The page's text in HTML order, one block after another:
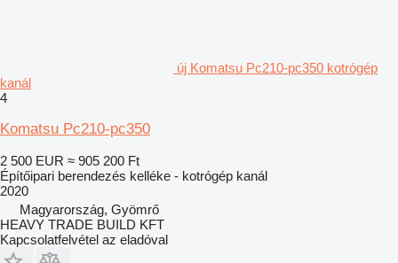
új Komatsu Pc210-pc350 kotrógép
kanál
4
Komatsu Pc210-pc350
2 500 EUR ≈ 905 200 Ft
Építőipari berendezés kelléke - kotrógép kanál
2020
Magyarország, Gyömrő
HEAVY TRADE BUILD KFT
Kapcsolatfelvétel az eladóval